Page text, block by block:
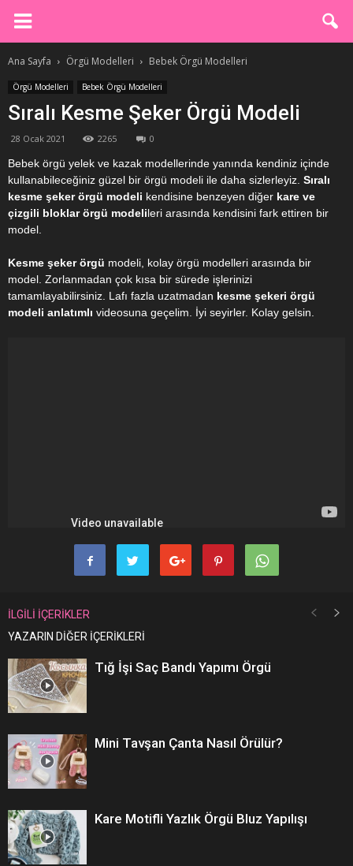
Ana Sayfa Örgü Modelleri Bebek Örgü Modelleri
Örgü Modelleri Bebek Örgü Modelleri
Sıralı Kesme Şeker Örgü Modeli
28 Ocak 2021 2265 0
Bebek örgü yelek ve kazak modellerinde yanında kendiniz içinde
kullanabileceğiniz güzel bir örgü modeli ile daha sizlerleyiz. Sıralı
kesme şeker örgü modeli kendisine benzeyen diğer kare ve
çizgili bloklar örgü modelileri arasında kendisini fark ettiren bir
model.
Kesme şeker örgü modeli, kolay örgü modelleri arasında bir
model. Zorlanmadan çok kısa bir sürede işlerinizi
tamamlayabilirsiniz. Lafı fazla uzatmadan kesme şekeri örgü
modeli anlatımlı videosuna geçelim. İyi seyirler. Kolay gelsin.
İLGİLİ İÇERİKLER
YAZARIN DİĞER İÇERİKLERİ
Tığ İşi Saç Bandı Yapımı Örgü
Mini Tavşan Çanta Nasıl Örülür?
Kare Motifli Yazlık Örgü Bluz Yapılışı